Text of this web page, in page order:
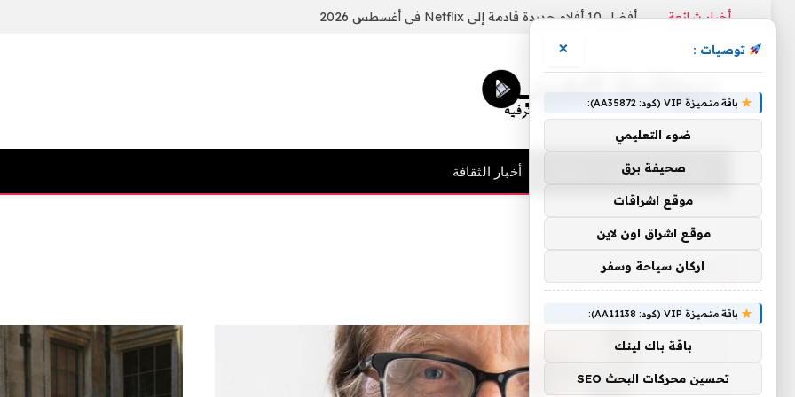
أخبار شائعة أفضل 10 أفلام جديدة قادمة إلى Netflix في أغسطس 2026
الرئيسية أخبار الثقافة
القراء
توصيات : ×
باقة متميزة VIP (كود: AA35872):
ضوء التعليمي
صحيفة برق
موقع اشراقات
موقع اشراق اون لاين
اركان سياحة وسفر
باقة متميزة VIP (كود: AA11138):
باقة باك لينك
تحسين محركات البحث SEO